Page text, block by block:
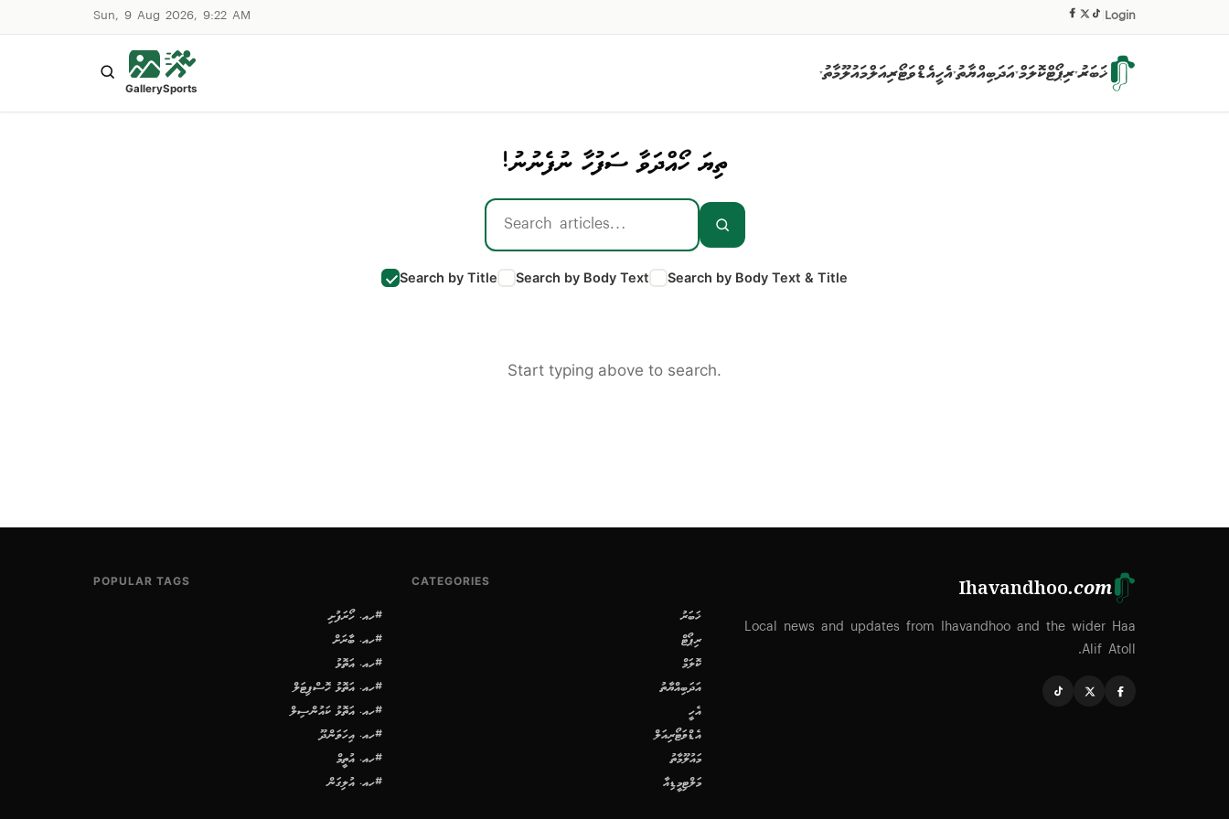
Sun, 9 Aug 2026, 9:22 AM Login
ޚަބަރު▾ރިޕޯޓްކޮލަމް▾އަދަބިއްޔާތު▾އެހީއެޑްވަޓޯރިއަލްމައުލޫމާތު▾
Sports
Gallery
ތިޔަ ހޯއްދަވާ ސަފުހާ ނުފެނުނު!
Search by Title Search by Body Text Search by Body Text & Title
Start typing above to search.
Ihavandhoo.com
Local news and updates from Ihavandhoo and the wider Haa
Alif Atoll.
CATEGORIES
ޚަބަރު
ރިޕޯޓް
ކޮލަމް
އަދަބިއްޔާތު
އެހީ
އެޑްވަޓޯރިއަލް
މައުލޫމާތު
މަލްޓިމީޑިއާ
POPULAR TAGS
#ހއ. ހޯރަފުށި
#ހއ. ބާރަށް
#ހއ. އަތޮޅު
#ހއ. އަތޮޅު ހޮސްޕިޓަލް
#ހއ. އަތޮޅު ކައުންސިލް
#ހއ. އިހަވަންދޫ
#ހއ. އުތީމް
#ހއ. އުލިގަން